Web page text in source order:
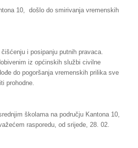
10, došlo do smirivanja vremenskih
i posipanju putnih pravaca.
iz općinskih službi civilne
do pogoršanja vremenskih prilika sve
prohodne.
školama na području Kantona 10,
rasporedu, od srijede, 28. 02.